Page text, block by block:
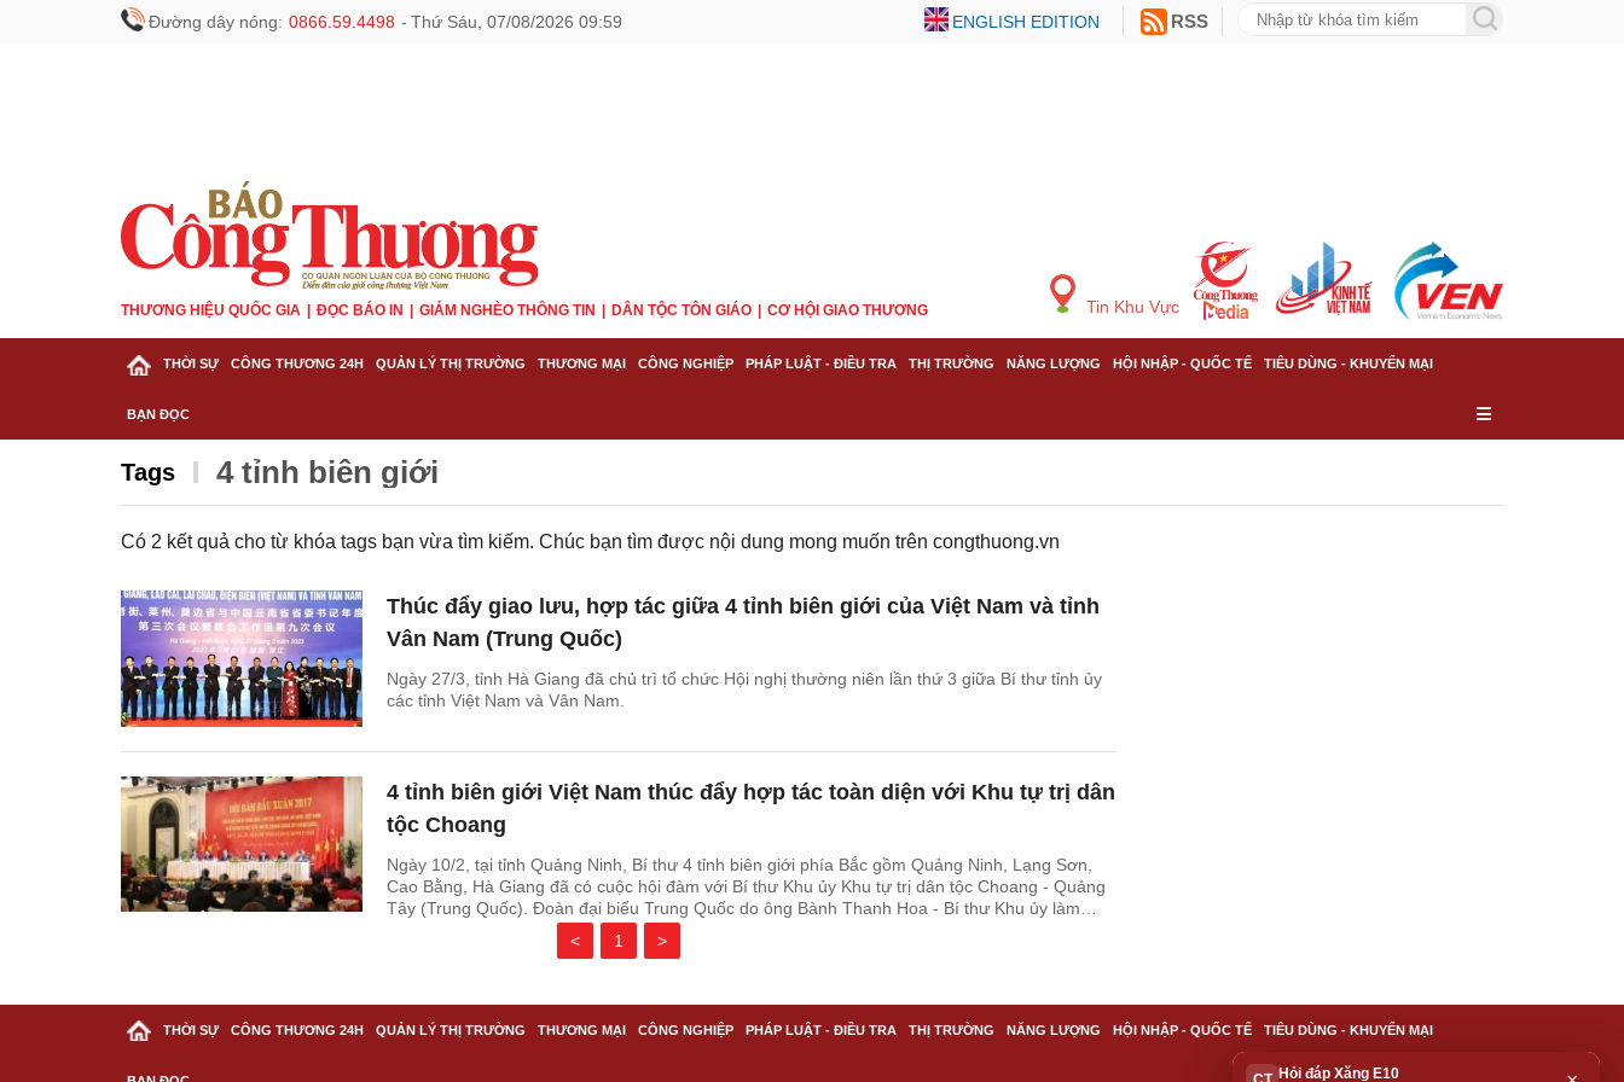
Đường dây nóng: 0866.59.4498 - Thứ Sáu, 07/08/2026 09:59 RSS
ENGLISH EDITION
THƯƠNG HIỆU QUỐC GIA ĐỌC BÁO IN GIẢM NGHÈO THÔNG TIN DÂN TỘC TÔN GIÁO CƠ HỘI GIAO THƯƠNG Tin Khu Vực
THỜI SỰ CÔNG THƯƠNG 24H QUẢN LÝ THỊ TRƯỜNG THƯƠNG MẠI CÔNG NGHIỆP PHÁP LUẬT - ĐIỀU TRA THỊ TRƯỜNG NĂNG LƯỢNG HỘI NHẬP - QUỐC TẾ TIÊU DÙNG - KHUYẾN MẠI
BẠN ĐỌC
Tags 4 tỉnh biên giới
Có 2 kết quả cho từ khóa tags bạn vừa tìm kiếm. Chúc bạn tìm được nội dung mong muốn trên congthuong.vn
Thúc đẩy giao lưu, hợp tác giữa 4 tỉnh biên giới của Việt Nam và tỉnh
Vân Nam (Trung Quốc)
Ngày 27/3, tỉnh Hà Giang đã chủ trì tổ chức Hội nghị thường niên lần thứ 3 giữa Bí thư tỉnh ủy
các tỉnh Việt Nam và Vân Nam.
4 tỉnh biên giới Việt Nam thúc đẩy hợp tác toàn diện với Khu tự trị dân
tộc Choang
Ngày 10/2, tại tỉnh Quảng Ninh, Bí thư 4 tỉnh biên giới phía Bắc gồm Quảng Ninh, Lạng Sơn,
Cao Bằng, Hà Giang đã có cuộc hội đàm với Bí thư Khu ủy Khu tự trị dân tộc Choang - Quảng
Tây (Trung Quốc). Đoàn đại biểu Trung Quốc do ông Bành Thanh Hoa - Bí thư Khu ủy làm
< 1 >
THỜI SỰ CÔNG THƯƠNG 24H QUẢN LÝ THỊ TRƯỜNG THƯƠNG MẠI CÔNG NGHIỆP PHÁP LUẬT - ĐIỀU TRA THỊ TRƯỜNG NĂNG LƯỢNG HỘI NHẬP - QUỐC TẾ TIÊU DÙNG - KHUYẾN MẠI
Hỏi đáp Xăng E10